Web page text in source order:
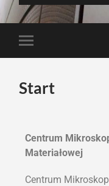
Start
Centrum
Materiałowej
Centrum